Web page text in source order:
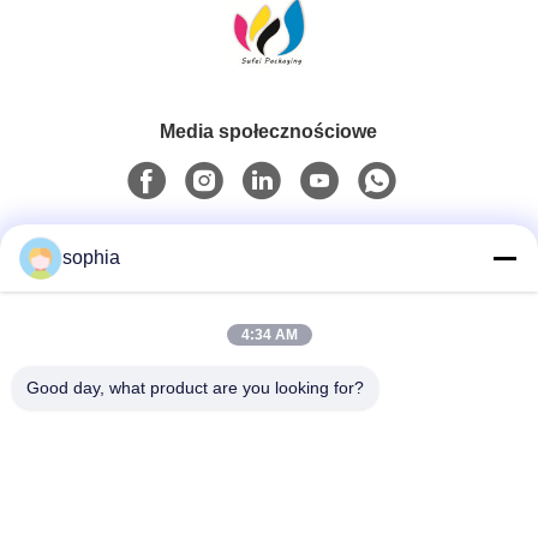
Media społecznościowe
0086-13128969971
sophia
4:34 AM
Good day, what product are you looking for?